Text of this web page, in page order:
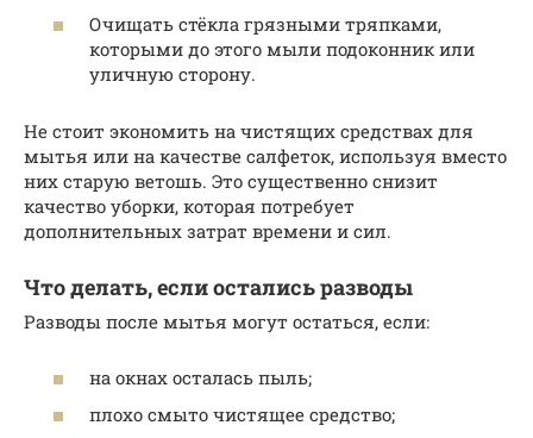
Очищать стёкла грязными тряпками,
которыми до этого мыли подоконник или
уличную сторону.
Не стоит экономить на чистящих средствах для
мытья или на качестве салфеток, используя вместо
них старую ветошь. Это существенно снизит
качество уборки, которая потребует
дополнительных затрат времени и сил.
Что делать, если остались разводы
Разводы после мытья могут остаться, если:
на окнах осталась пыль;
плохо смыто чистящее средство;